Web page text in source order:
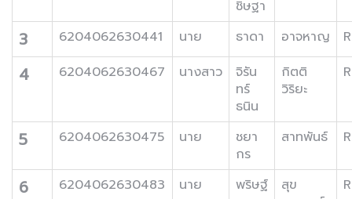
ชิษฐา
3 6204062630441 นาย ธาดา อาจหาญ
4 6204062630467 นางสาว
จิรัน
ทร์
ธนิน
กิตติ
วิริยะ
5 6204062630475 นาย
ชยา
กร
สาทพันธ์
6 6204062630483 นาย พริษฐ์
สุข